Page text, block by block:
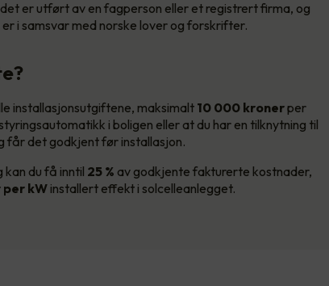
er utført av en fagperson eller et registrert firma, og
i samsvar med norske lover og forskrifter.
installasjonsutgiftene, maksimalt 10 000 kronerper
i boligen eller at du har en tilknytning til
får det godkjent før installasjon.
kan du få inntil 25 % av godkjente fakturerte kostnader,
kW installert effekt i solcelleanlegget.